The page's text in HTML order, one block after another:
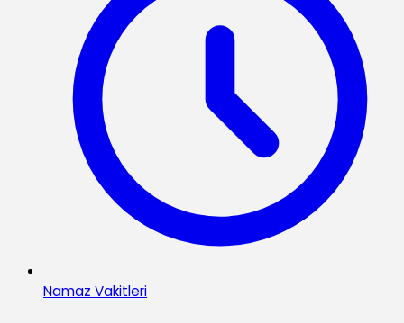
Namaz Vakitleri